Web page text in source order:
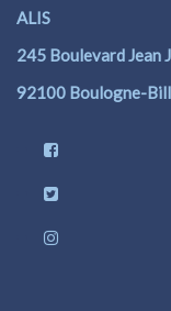
ALIS
245 Boulevard Jean
92100 Boulogne-